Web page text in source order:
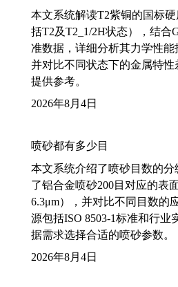
本文系统解读T2紫铜的国标
括T2及T2_1/2H状态），结合
准数据，详细分析其力学性能
并对比不同状态下的金属特
提供参考。
2026年8月4日
喷砂都有多少目
本文系统介绍了喷砂目数的
了铝合金喷砂200目对应的表
6.3μm），并对比不同目数的
源包括ISO 8503-1标准和行业
据需求选择合适的喷砂参数。
2026年8月4日